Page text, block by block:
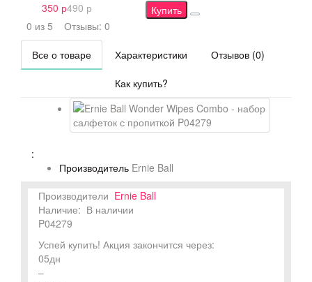
350 р490 р
Купить
0 из 5
Отзывы: 0
Все о товаре Характеристики Отзывов (0)
Как купить?
:
Производитель Ernie Ball
Производители Ernie Ball
Наличие: В наличии
P04279
Успей купить! Акция закончится через:
05дн
–